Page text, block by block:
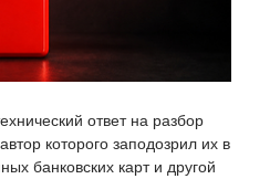
ответ на разбор
которого заподозрил их в
банковских карт и другой